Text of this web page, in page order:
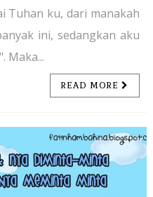
Tuhan ku, dari manakah
ini, sedangkan aku
Maka...
READ MORE